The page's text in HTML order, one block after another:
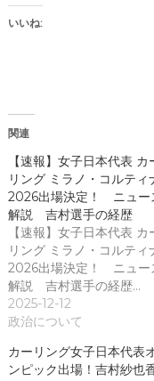
ィ
ン
ド
)
いいね:
関連
【速報】女子日本代表 カ
リング ミラノ・コルティ
2026出場決定！ ニュー
解説 吉村選手の経歴
【速報】女子日本代表 カ
リング ミラノ・コルティ
2026出場決定！ ニュー
解説 吉村選手の経歴…
2025-12-12
政治について
カーリング女子日本代表
ンピック出場！吉村紗也